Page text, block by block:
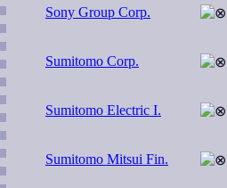
Sony Group Corp.
Sumitomo Corp.
Sumitomo Electric I.
Sumitomo Mitsui Fin.